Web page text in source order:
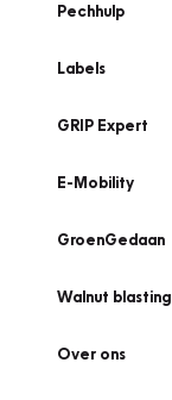
Pechhulp
Labels
GRIP Expert
E-Mobility
GroenGedaan
Walnut blasting
Over ons